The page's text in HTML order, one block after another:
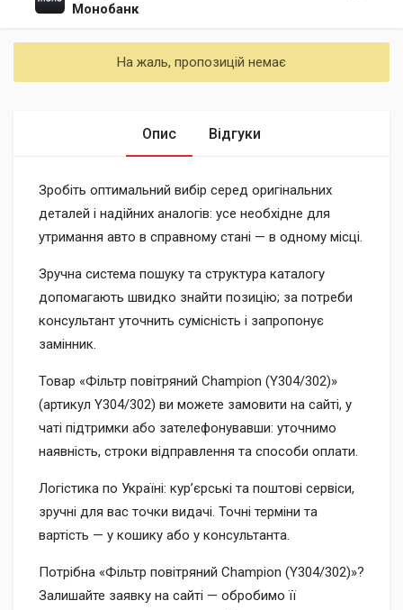
Монобанк
На жаль, пропозицій немає
Опис Відгуки
Зробіть оптимальний вибір серед оригінальних
деталей і надійних аналогів: усе необхідне для
утримання авто в справному стані — в одному місці.
Зручна система пошуку та структура каталогу
допомагають швидко знайти позицію; за потреби
консультант уточнить сумісність і запропонує
замінник.
Товар «Фільтр повітряний Champion (Y304/302)»
(артикул Y304/302) ви можете замовити на сайті, у
чаті підтримки або зателефонувавши: уточнимо
наявність, строки відправлення та способи оплати.
Логістика по Україні: кур’єрські та поштові сервіси,
зручні для вас точки видачі. Точні терміни та
вартість — у кошику або у консультанта.
Потрібна «Фільтр повітряний Champion (Y304/302)»?
Залишайте заявку на сайті — обробимо її